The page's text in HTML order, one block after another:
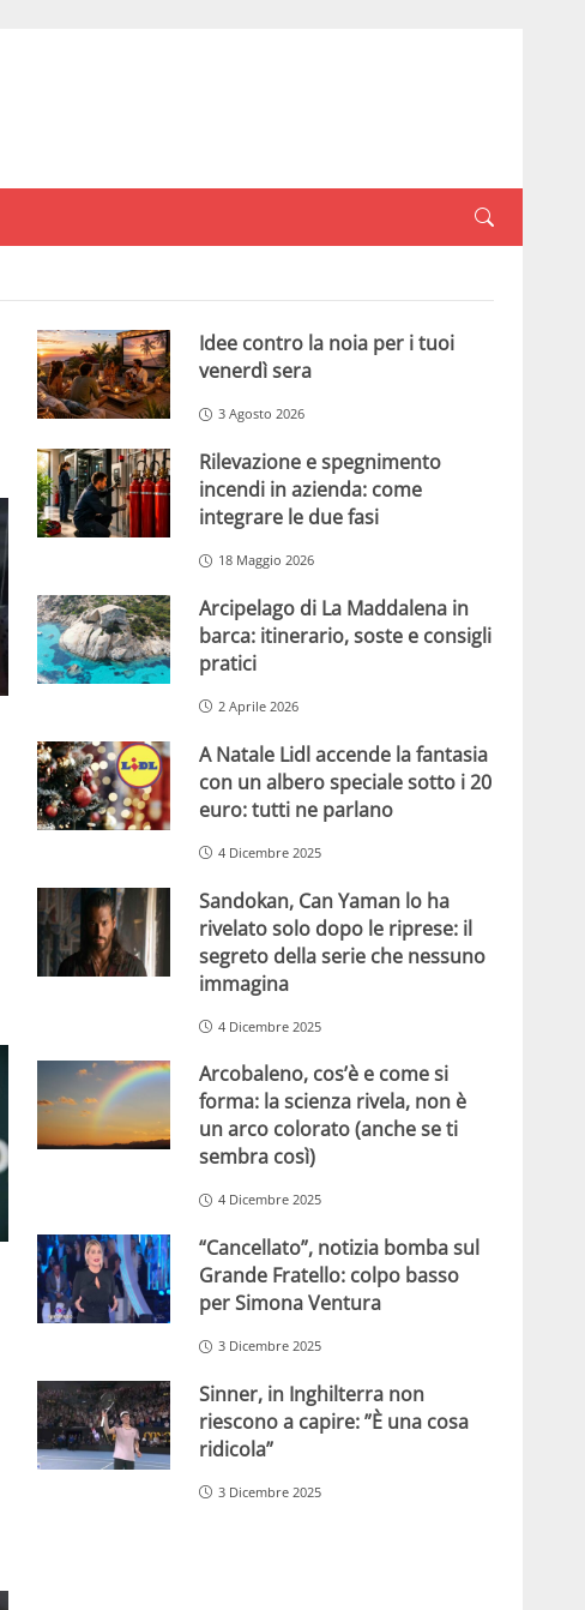
Idee contro la noia per i tuoi
venerdì sera
3 Agosto 2026
Rilevazione e spegnimento
incendi in azienda: come
integrare le due fasi
18 Maggio 2026
Arcipelago di La Maddalena in
barca: itinerario, soste e consigli
pratici
2 Aprile 2026
A Natale Lidl accende la fantasia
con un albero speciale sotto i 20
euro: tutti ne parlano
4 Dicembre 2025
Sandokan, Can Yaman lo ha
rivelato solo dopo le riprese: il
segreto della serie che nessuno
immagina
4 Dicembre 2025
Arcobaleno, cos’è e come si
forma: la scienza rivela, non è
un arco colorato (anche se ti
sembra così)
4 Dicembre 2025
“Cancellato”, notizia bomba sul
Grande Fratello: colpo basso
per Simona Ventura
3 Dicembre 2025
Sinner, in Inghilterra non
riescono a capire: ”È una cosa
ridicola”
3 Dicembre 2025